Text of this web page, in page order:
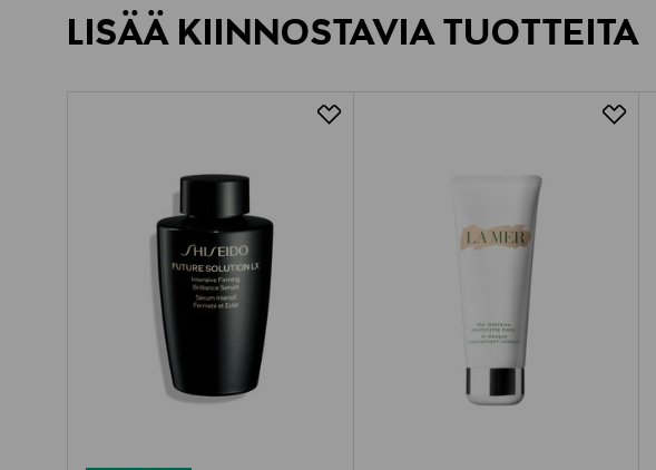
LISÄÄ KIINNOSTAVIA TUOTTEITA